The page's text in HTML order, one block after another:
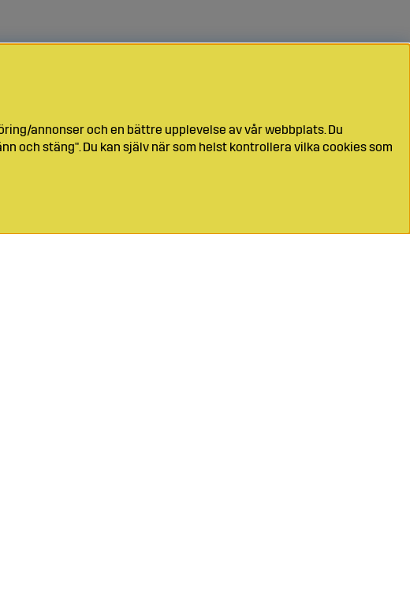
annonser och en bättre upplevelse av vår webbplats. Du
och stäng". Du kan själv när som helst kontrollera vilka cookies som